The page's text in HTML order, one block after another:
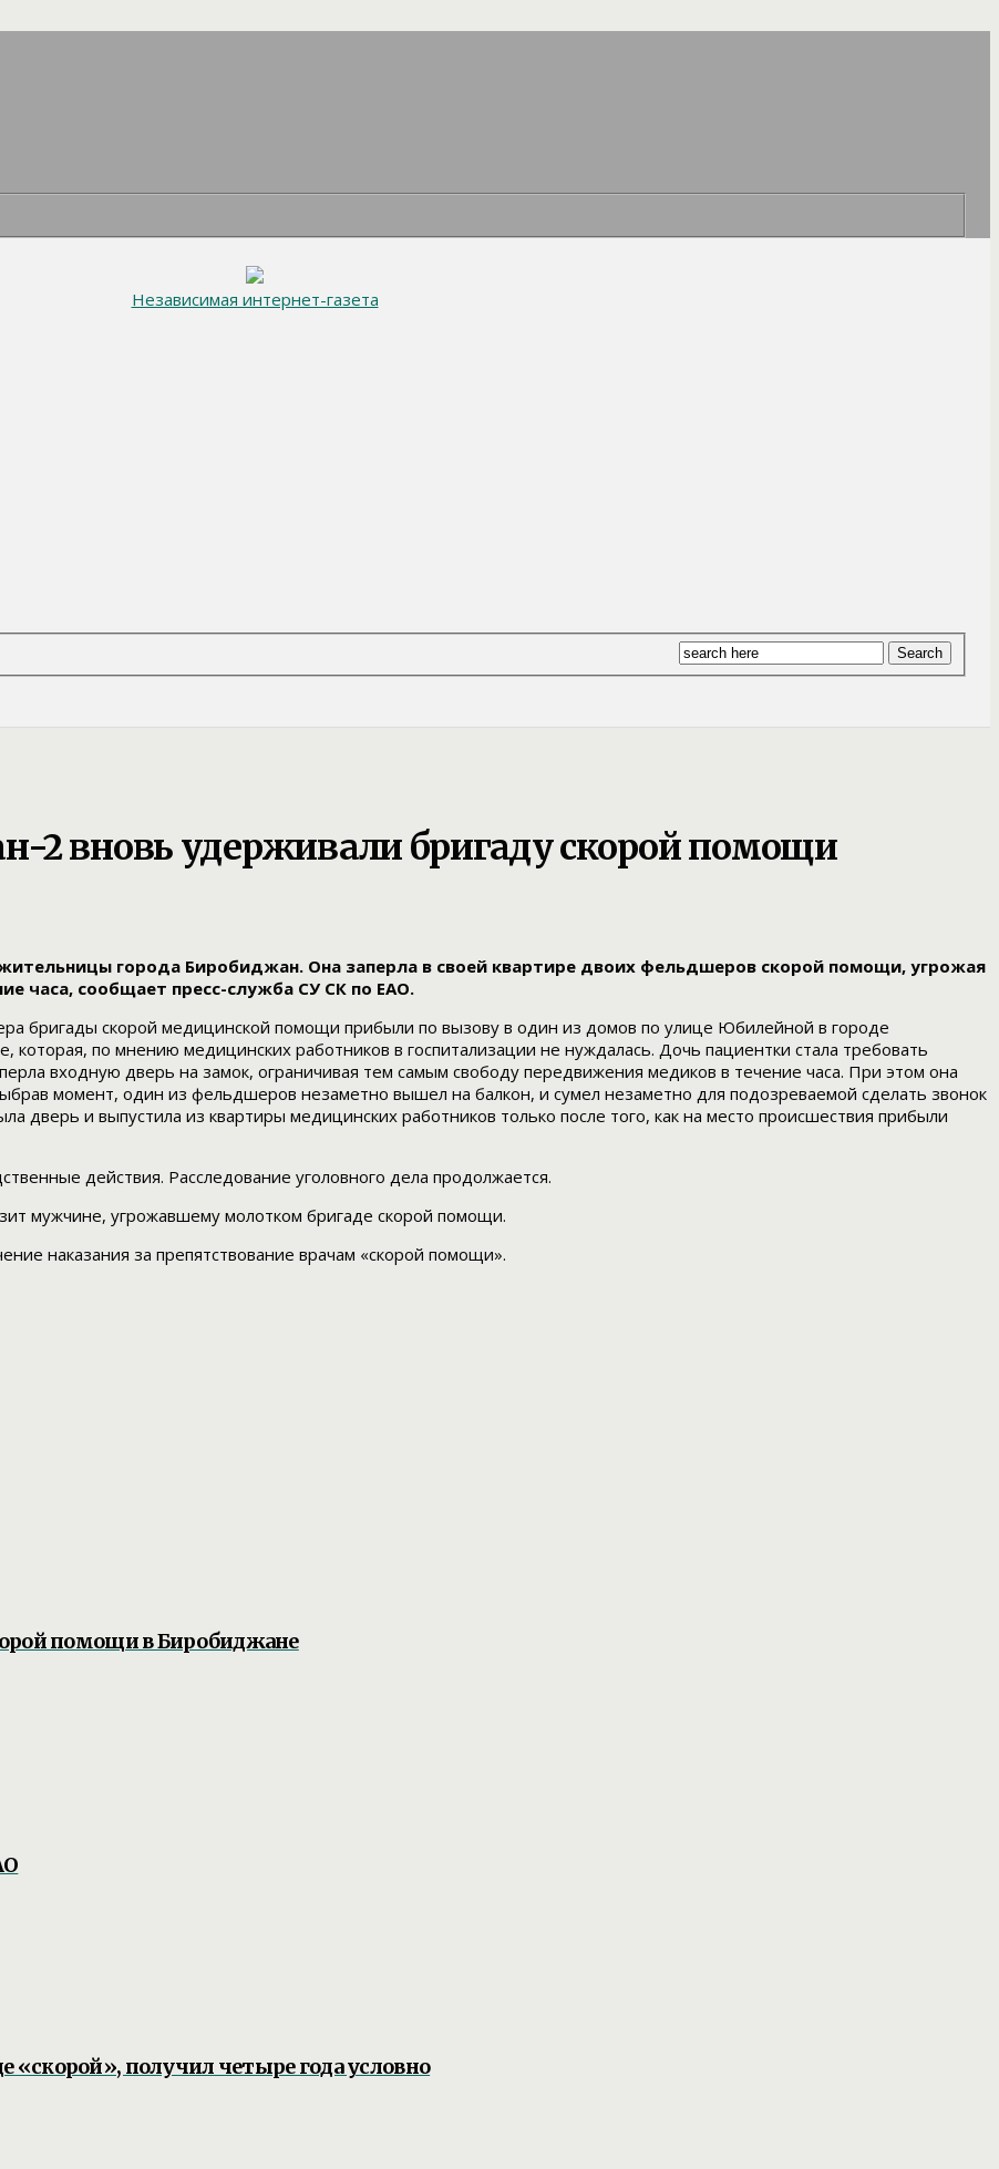
Независимая интернет-газета
2 вновь удерживали бригаду скорой помощи
города Биробиджан. Она заперла в своей квартире двоих фельдшеров скорой помощи, угрожая
часа, сообщает пресс-служба СУ СК по ЕАО.
бригады скорой медицинской помощи прибыли по вызову в один из домов по улице Юбилейной в городе
по мнению медицинских работников в госпитализации не нуждалась. Дочь пациентки стала требовать
входную дверь на замок, ограничивая тем самым свободу передвижения медиков в течение часа. При этом она
момент, один из фельдшеров незаметно вышел на балкон, и сумел незаметно для подозреваемой сделать звонок
дверь и выпустила из квартиры медицинских работников только после того, как на место происшествия прибыли
действия. Расследование уголовного дела продолжается.
мужчине, угрожавшему молотком бригаде скорой помощи.
наказания за препятствование врачам «скорой помощи».
помощи в Биробиджане
получил четыре года условно